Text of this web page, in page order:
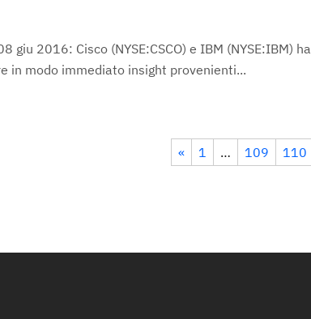
08 giu 2016: Cisco (NYSE:CSCO) e IBM
in modo immediato insight provenienti...
« 1 … 109 110